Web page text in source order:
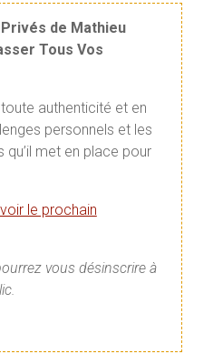
de Mathieu
Tous Vos
authenticité et en
personnels et les
met en place pour
le prochain
vous désinscrire à